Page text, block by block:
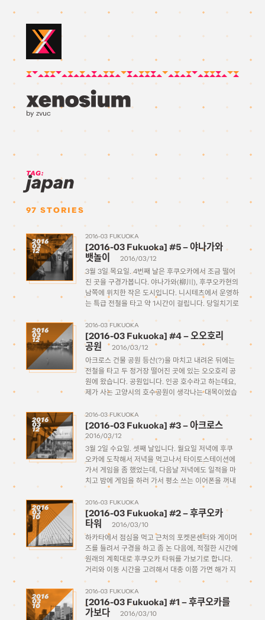
by zvuc
TAG:
japan
97 STORIES
2016
03
12
2016-03 FUKUOKA
[2016-03 Fukuoka] #5 – 야나가와
뱃놀이
2016/03/12
3월 3일 목요일. 4번째 날은 후쿠오카에서 조금 떨어
진 곳을 구경가봅니다. 야나가와(柳川), 후쿠오카현의
남쪽에 위치한 작은 도시입니다. 니시테츠에서 운영하
는 특급 전철을 타고 약 1시간이 걸립니다. 당일치기로
차표를 포함해서 야나가와쪽의 뱃놀이 승선권과 온천
입욕권, 식사 할인권 […]
2016
03
12
2016-03 FUKUOKA
[2016-03 Fukuoka] #4 – 오오호리
공원
2016/03/12
아크로스 건물 공원 등산(?)을 마치고 내려온 뒤에는
전철을 타고 두 정거장 떨어진 곳에 있는 오오호리 공
원에 왔습니다. 공원입니다. 인공 호수라고 하는데요,
제가 사는 고양시의 호수공원이 생각나는 대목이었습
변으로 도보와 자전거 도로가 잘 놔져있고, […]
2016
03
12
2016-03 FUKUOKA
[2016-03 Fukuoka] #3 – 아크로스
2016/03/12
3월 2일 수요일. 셋째 날입니다. 월요일 저녁에 후쿠
오카에 도착해서 저녁을 먹고나서 타이토스테이션에
가서 게임을 좀 했었는데, 다음날 저녁에도 일적을 마
치고 밤에 게임을 하러 가서 평소 쓰는 이어폰을 꺼내
어폰이 없더군요. 그때는 그냥 숙소에 어디 두고 […]
2016
03
10
2016-03 FUKUOKA
[2016-03 Fukuoka] #2 – 후쿠오카
타워
2016/03/10
하카타에서 점심을 먹고 근처의 포켓몬센터와 게이머
즈를 들려서 구경을 하고 좀 논 다음에, 적절한 시간에
원래의 계획대로 후쿠오카 타워를 가보기로 합니다.
거리와 이동 시간을 고려해서 대충 이쯤 가면 해가 지
는 시점에서 전망대에서 내려다볼수 있겠지 싶어서 버
스노선을 찾아서 하카타 버스터미널 정류장에서 버스
를 […]
2016
03
10
2016-03 FUKUOKA
[2016-03 Fukuoka] #1 – 후쿠오카를
가보다
2016/03/10